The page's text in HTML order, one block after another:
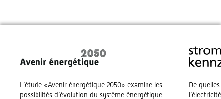
L’étude «Avenir énergétique 2050» examine les
possibilités d’évolution du système énergétique
De